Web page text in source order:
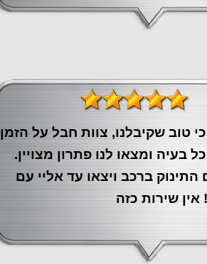
טוב שקיבלנו, צוות חבל על הזמן
בעיה ומצאו לנו פתרון מצויין.
התינוק ברכב ויצאו עד אליי עם
שירות כזה